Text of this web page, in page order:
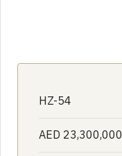
HZ-54
AED 23,300,000